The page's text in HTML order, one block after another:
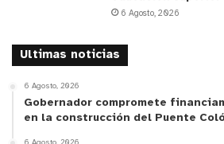
vida y la esperanza de
que el dorado entrega
Azul y plateado: esta
opción más innovadora a
de colores navideños.
6 Agosto, 2026
Ultimas noticias
6 Agosto, 2026
Gobernador compromete
en la construcción del Puente